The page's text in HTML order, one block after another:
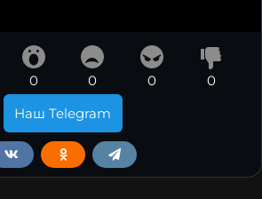
0 0 0
0
Наш Telegram